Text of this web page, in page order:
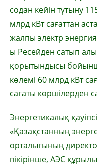
содан кейін тұтыну
млрд кВт сағаттан
жалпы электр
ы Ресейден сатып
қорытындысы
көлемі 60 млрд кВт
сағаты көршілерден
Энергетикалық
«Қазақ­станның
орталығының
пікірінше, АЭС